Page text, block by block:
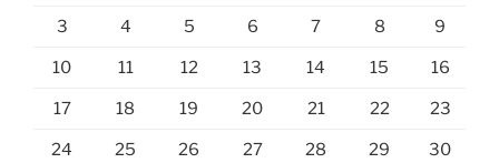
3 4 5 6 7 8 9
10 11 12 13 14 15 16
17 18 19 20 21 22 23
24 25 26 27 28 29 30